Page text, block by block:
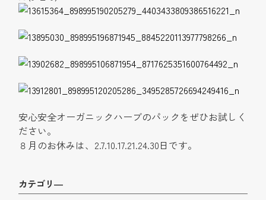
安心安全オーガニックハーブのパックをぜひお試しく
ださい。
８月のお休みは、2.7.10.17.21.24.30日です。
カテゴリ―